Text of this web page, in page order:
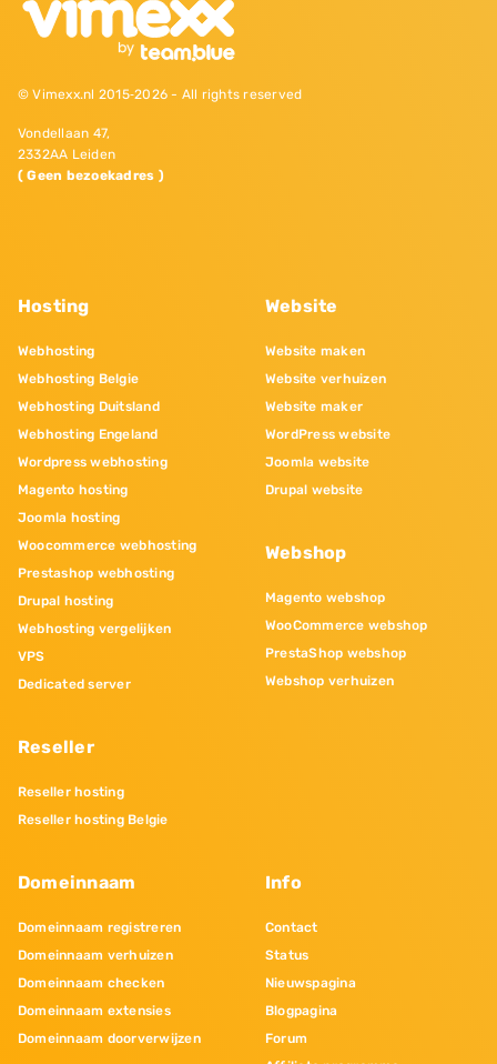
© Vimexx.nl 2015‐2026 - All rights reserved
Vondellaan 47,
2332AA Leiden
( Geen bezoekadres )
Hosting
Webhosting
Webhosting Belgie
Webhosting Duitsland
Webhosting Engeland
Wordpress webhosting
Magento hosting
Joomla hosting
Woocommerce webhosting
Prestashop webhosting
Drupal hosting
Webhosting vergelijken
VPS
Dedicated server
Reseller
Reseller hosting
Reseller hosting Belgie
Website
Website maken
Website verhuizen
Website maker
WordPress website
Joomla website
Drupal website
Webshop
Magento webshop
WooCommerce webshop
PrestaShop webshop
Webshop verhuizen
Domeinnaam
Domeinnaam registreren
Domeinnaam verhuizen
Domeinnaam checken
Domeinnaam extensies
Domeinnaam doorverwijzen
Info
Contact
Status
Nieuwspagina
Blogpagina
Forum